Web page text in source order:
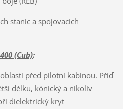
stanic a spojovacích
(Cub):
před pilotní kabinou. Příď
délku, kónický a nikoliv
dielektrický kryt